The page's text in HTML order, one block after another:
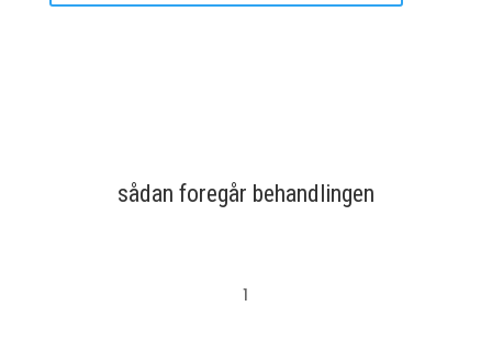
sådan foregår behandlingen
1